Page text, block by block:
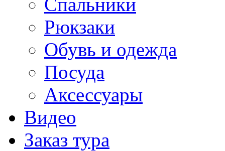
Рюкзаки
Обувь и одежда
Посуда
Аксессуары
Видео
Заказ тура